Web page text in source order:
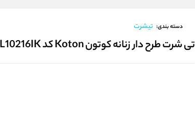
دسته بندی: تیشرت
تی شرت طرح دار زنانه کوتون Koton کد 5SAL10216IK